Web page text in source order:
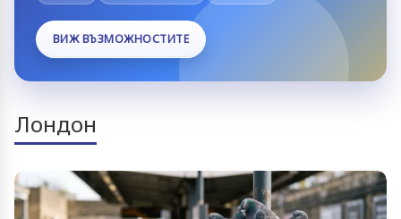
ВИЖ ВЪЗМОЖНОСТИТЕ
Лондон